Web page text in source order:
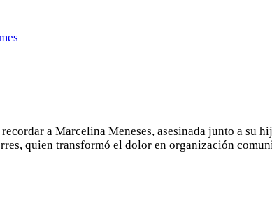
a Marcelina Meneses, asesinada junto a su
quien transformó el dolor en organización